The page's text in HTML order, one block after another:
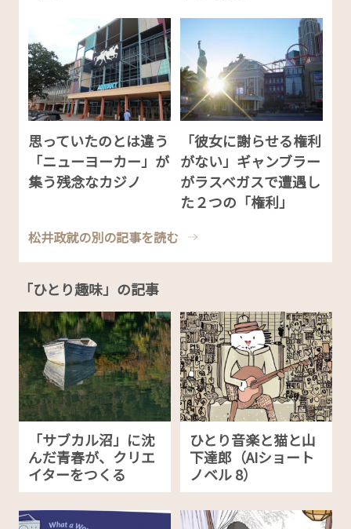
思っていたのとは違う
「ニューヨーカー」が
集う残念なカジノ
「彼女に謝らせる権利
がない」ギャンブラー
がラスベガスで遭遇し
た２つの「権利」
松井政就の別の記事を読む
「ひとり趣味」の記事
「サブカル沼」に沈
んだ青春が、クリエ
イターをつくる
ひとり音楽と猫と山
下達郎（AIショート
ノベル 8）